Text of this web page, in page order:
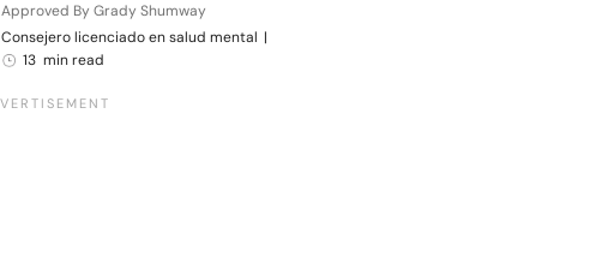
Approved By Grady Shumway
Consejero licenciado en salud mental |
13 min read